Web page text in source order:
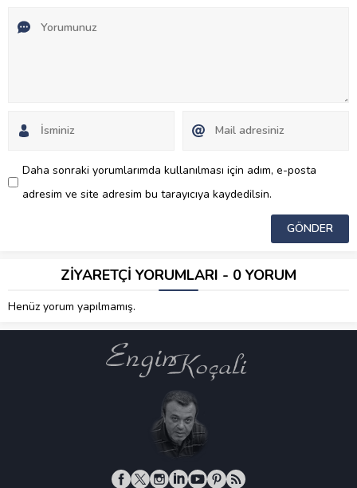
Daha sonraki yorumlarımda kullanılması için adım, e-posta
adresim ve site adresim bu tarayıcıya kaydedilsin.
ZİYARETÇİ YORUMLARI - 0 YORUM
Henüz yorum yapılmamış.